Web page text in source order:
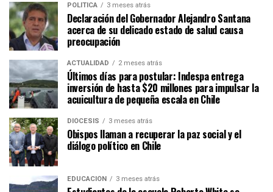
POLÍTICA 3 meses atrás
Declaración del Gobernador Alejandro Santana
acerca de su delicado estado de salud causa
preocupación
ACTUALIDAD 2 meses atrás
Últimos días para postular: Indespa entrega
inversión de hasta $20 millones para impulsar la
acuicultura de pequeña escala en Chile
DIÓCESIS 3 meses atrás
Obispos llaman a recuperar la paz social y el
diálogo político en Chile
EDUCACIÓN 3 meses atrás